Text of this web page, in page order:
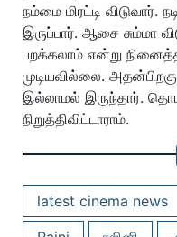
நம்மை மிரட்டி விடுவார்.
இருப்பார். ஆசை சும்மா
பறக்கலாம் என்று
முடியவில்லை.
இல்லாமல் இருந்தார்.
நிறுத்திவிட்டாராம்.
latest cinema news